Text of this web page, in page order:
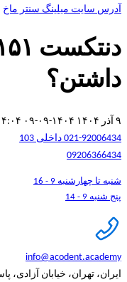
آدرس سایت میلینگ سنتر ماخ
داشتن؟
۹ آذر ۱۴۰۴
۱۴۰۴-۰۹-۰۹ ۱۴:۰۴
021-92006434 داخلی 103
09206366434
شنبه تا چهارشنبه 9 - 16
پنج شنبه 9 - 14
info@acodent.academy
ایران، تهران، خیابان آزادی،